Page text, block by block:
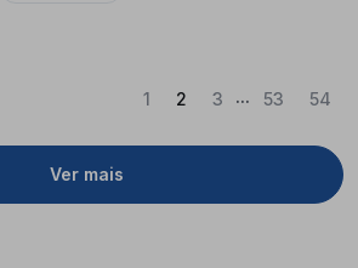
Ver mais
1 2 (Atual)
3 ... 53 54